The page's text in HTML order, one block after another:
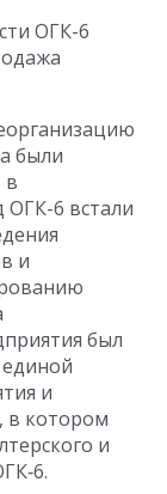
ОГК-6
были
в
ОГК-6 встали
и
был
и
в котором
и